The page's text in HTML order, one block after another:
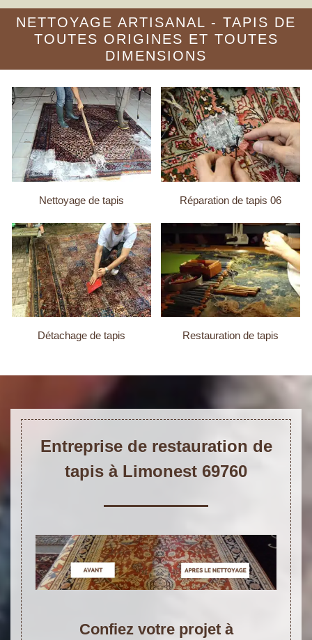
NETTOYAGE ARTISANAL - TAPIS DE
TOUTES ORIGINES ET TOUTES
DIMENSIONS
Nettoyage de tapis Réparation de tapis 06
Détachage de tapis Restauration de tapis
Entreprise de restauration de
tapis à Limonest 69760
Confiez votre projet à